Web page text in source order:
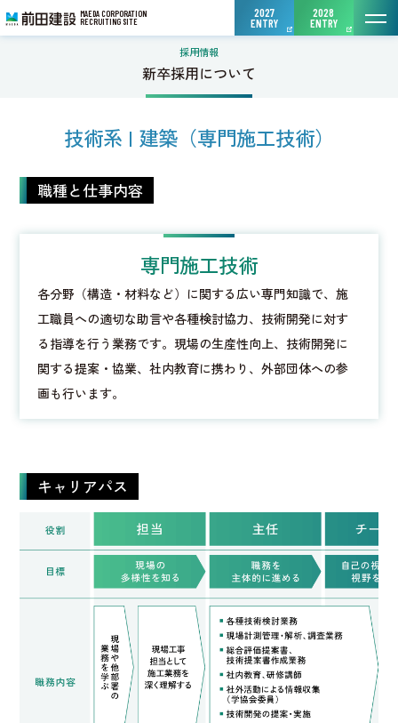
MAEDA CORPORATION
RECRUITING SITE 2027年卒 エン
2027
ENTRY 2028年
2028
ENTRY
採用情報
新卒採用について
技術系 | 建築（専門施工技術）
職種と仕事内容
専門施工技術
各分野（構造・材料など）に関する広い専門知識で、施
工職員への適切な助言や各種検討協力、技術開発に対す
る指導を行う業務です。現場の生産性向上、技術開発に
関する提案・協業、社内教育に携わり、外部団体への参
画も行います。
キャリアパス